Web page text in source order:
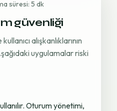
süresi: 5 dk
güvenliği
alışkanlıklarının
uygulamalar riski
Oturum yönetimi,